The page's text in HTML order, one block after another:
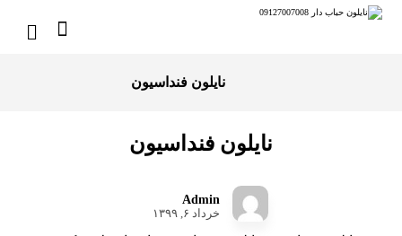
نایلون فنداسیون
نایلون فنداسیون
Admin
خرداد ۶, ۱۳۹۹